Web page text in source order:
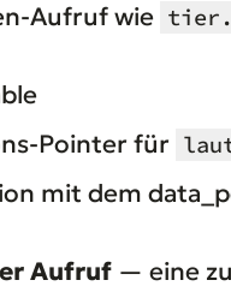
Aufruf wie
Pointer für
mit dem
Aufruf — eine